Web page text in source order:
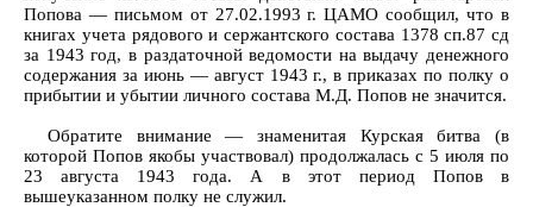
Попова — письмом от 27.02.1993 г. ЦАМО сообщил, что в
книгах учета рядового и сержантского состава 1378 сп.87 сд
за 1943 год, в раздаточной ведомости на выдачу денежного
содержания за июнь — август 1943 г., в приказах по полку о
прибытии и убытии личного состава М.Д. Попов не значится.
Обратите внимание — знаменитая Курская битва (в
которой Попов якобы участвовал) продолжалась с 5 июля по
23 августа 1943 года. А в этот период Попов в
вышеуказанном полку не служил.